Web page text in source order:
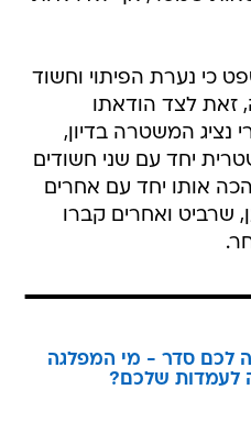
כי נערת הפיתוי וחשוד
זאת לצד הודאתו
המשטרה בדיון,
יחד עם שני חשודים
אותו יחד עם אחרים
שרביט ואחרים קברו
לכם סדר - מי המפלגה
לעמדות שלכם?